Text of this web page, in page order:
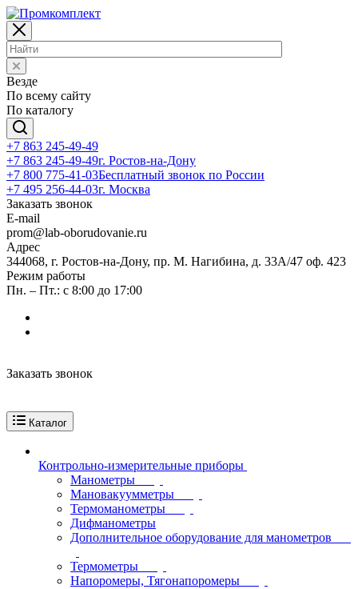
Везде
По всему сайту
По каталогу
+7 863 245-49-49
+7 863 245-49-49г. Ростов-на-Дону
+7 800 775-41-03Бесплатный звонок по России
+7 495 256-44-03г. Москва
Заказать звонок
E-mail
prom@lab-oborudovanie.ru
Адрес
344068, г. Ростов-на-Дону, пр. М. Нагибина, д. 33А/47 оф. 423
Режим работы
Пн. – Пт.: с 8:00 до 17:00
Заказать звонок
Каталог
Контрольно-измерительные приборы
Манометры
Мановакуумметры
Термоманометры
Дифманометры
Дополнительное оборудование для манометров
Термометры
Напоромеры, Тягонапоромеры